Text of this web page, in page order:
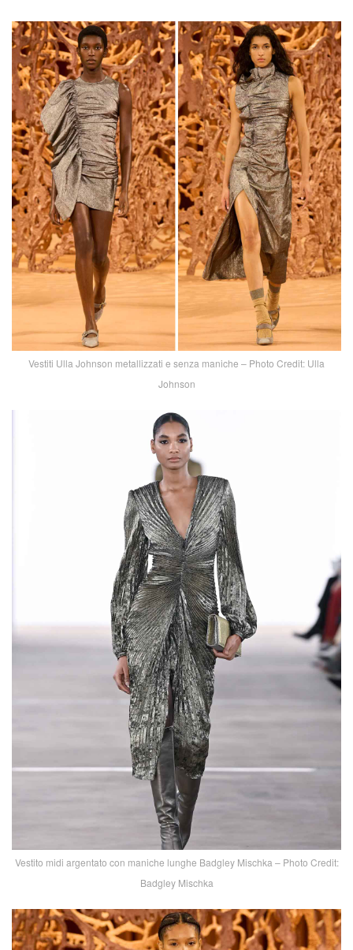
Vestiti Ulla Johnson metallizzati e senza maniche – Photo Credit: Ulla
Johnson
Vestito midi argentato con maniche lunghe Badgley Mischka – Photo Credit:
Badgley Mischka